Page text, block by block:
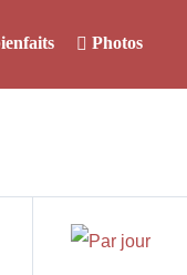
Photos